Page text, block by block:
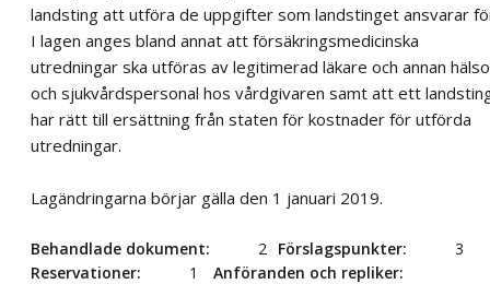
landsting att utföra de uppgifter som landstinget ansvarar
I lagen anges bland annat att försäkringsmedicinska
utredningar ska utföras av legitimerad läkare och annan
och sjukvårdspersonal hos vårdgivaren samt att ett
har rätt till ersättning från staten för kostnader för utförda
utredningar.
Lagändringarna börjar gälla den 1 januari 2019.
Behandlade dokument 2 Förslagspunkter
3
Reservationer
1
Anföranden och repliker